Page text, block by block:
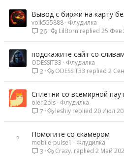
Вывод с биржи на карту
volk555888 Флудилка
26
25 Фев
LilBorn
подскажите сайт со
ODESSIT33
Флудилка
2
2
ODESSIT33
Сплетни со всемирной
oleh2bis Флудилка
7
20 Июл
leshiy
Помогите со скамером
mobile-pulse1
Флудилка
3
2 Май
Crazy.